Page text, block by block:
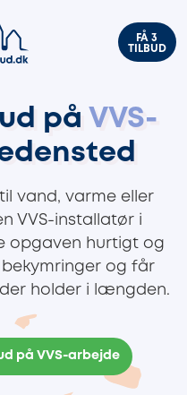
FÅ 3
TILBUD
på VVS-
vand, varme eller
VVS-installatør i
opgaven hurtigt og
og får
holder i længden.
på VVS-arbejde